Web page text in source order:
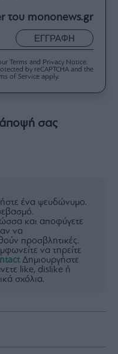
του mononews.gr
ΕΓΓΡΑΦΗ
Terms and Privacy Notice.
by reCAPTCHA and the
of Service apply.
άποψή σας
ένα ψευδώνυμο.
και αποφύγετε
να
προσβλητικές.
να τηρείτε
Δημιουργήστε
like, dislike ή
σχόλια.